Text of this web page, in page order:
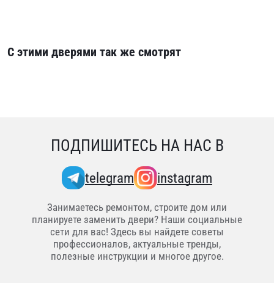
С этими дверями так же смотрят
ПОДПИШИТЕСЬ НА НАС В
telegram instagram
Занимаетесь ремонтом, строите дом или
планируете заменить двери? Наши социальные
сети для вас! Здесь вы найдете советы
профессионалов, актуальные тренды,
полезные инструкции и многое другое.